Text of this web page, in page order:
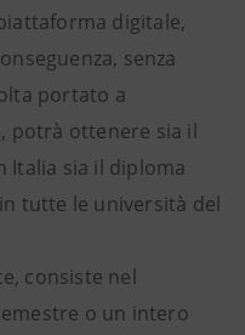
digitale,
senza
portato a
potrà ottenere sia il
Italia sia il diploma
tutte le università del
consiste nel
o un intero